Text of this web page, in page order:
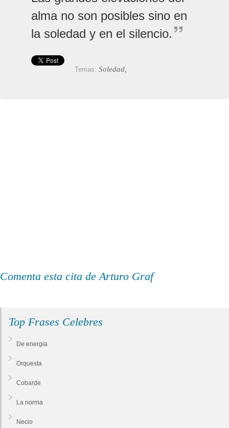
alma no son posibles sino en
la soledad y en el silencio.
Temas: Soledad,
Comenta esta cita de Arturo Graf
Top Frases Celebres
De energia
Orquesta
Cobarde
La norma
Necio